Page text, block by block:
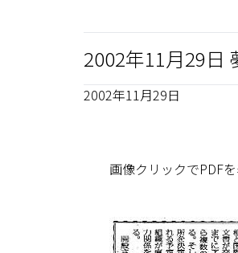
2002年11月29
2002年11月29日
画像クリックでPDF